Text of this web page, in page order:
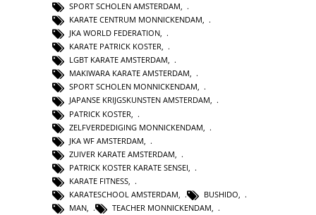
SPORT SCHOLEN AMSTERDAM,
KARATE CENTRUM MONNICKENDAM,
JKA WORLD FEDERATION,
KARATE PATRICK KOSTER,
LGBT KARATE AMSTERDAM,
MAKIWARA KARATE AMSTERDAM,
SPORT SCHOLEN MONNICKENDAM,
JAPANSE KRIJGSKUNSTEN AMSTERDAM,
PATRICK KOSTER
ZELFVERDEDIGING MONNICKENDAM
JKA WF AMSTERDAM
ZUIVER KARATE AMSTERDAM
PATRICK KOSTER KARATE SENSEI
KARATE FITNESS
KARATESCHOOL AMSTERDAM
BUSHIDO
MAN
TEACHER MONNICKENDAM